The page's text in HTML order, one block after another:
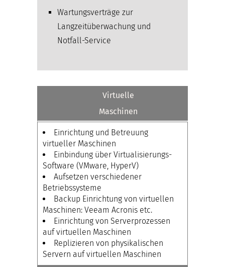
Wartungsverträge zur
Langzeitüberwachung und
Notfall-Service
Virtuelle
Maschinen
Einrichtung und Betreuung
virtueller Maschinen
Einbindung über Virtualisierungs-
Software (VMware, HyperV)
Aufsetzen verschiedener
Betriebssysteme
Backup Einrichtung von virtuellen
Maschinen: Veeam Acronis etc.
Einrichtung von Serverprozessen
auf virtuellen Maschinen
Replizieren von physikalischen
Servern auf virtuellen Maschinen